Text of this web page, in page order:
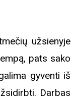
užsienyje
pats sako
gyventi iš
Darbas